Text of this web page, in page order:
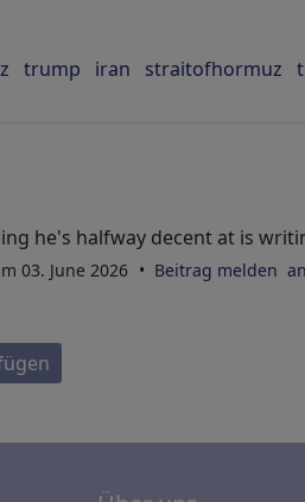
trump iran straitofhormuz
he's halfway decent at is
03. June 2026 Beitrag melden